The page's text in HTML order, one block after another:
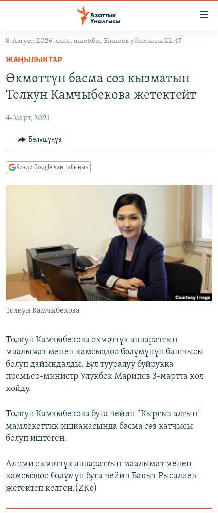
Навигацияга
өтүңүз
Издөөгө
салыңызКЫРГЫЗСТАН
ЭКОНОМИКА
МАДАНИЯТ
БОРБОР АЗИЯ
УКРАИНА
АТАЙЫН ИЛИКТӨӨ
ТВ ПРОГРАММАЛАР
ЭКСПЕРТТЕР ТАЛДАЙТ
АЗАТТЫК+
ЫҢГАЙСЫЗ СУРООЛОР
ӨЗГӨЧӨ ПИКИР
ЭЕ/АРнун бардык сайттары
8-Август, 2026-жыл, ишемби, Бишкек убактысы 22:47
ЖАҢЫЛЫКТАР
Өкмөттүн басма сөз кызматын
Толкун Камчыбекова жетектейт
4-Март, 2021
Бөлүшүңүз
Бизди Google'дан табыңыз
Толкун Камчыбекова
Толкун Камчыбекова өкмөттүк аппараттын
маалымат менен камсыздоо бөлүмүнүн башчысы
болуп дайындалды. Бул тууралуу буйрукка
премьер-министр Улукбек Марипов 3-мартта кол
койду.
Толкун Камчыбекова буга чейин “Кыргыз алтын”
мамлекеттик ишканасында басма сөз катчысы
болуп иштеген.
Ал эми өкмөттүк аппараттын маалымат менен
камсыздоо бөлүмүн буга чейин Бакыт Рысалиев
жетектеп келген.(ZKo)